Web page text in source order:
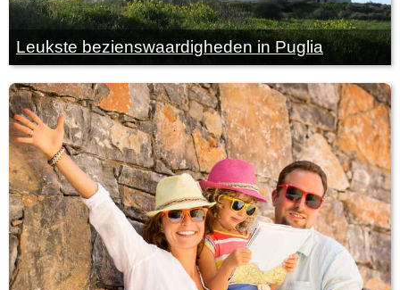
Leukste bezienswaardigheden in Puglia